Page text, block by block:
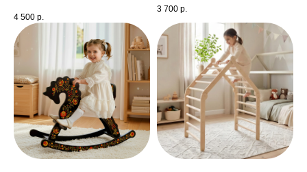
4 500 р.
3 700 р.